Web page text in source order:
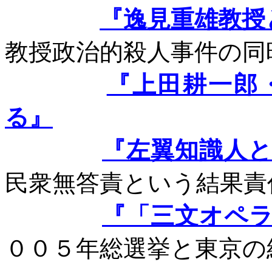
『逸見重雄教
教授政治的殺人事件の
『上田耕一
る』
『左翼知識人
民衆無答責という結果
『「三文オペ
００５年総選挙と東京